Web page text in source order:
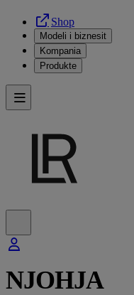
Shop
Modeli i biznesit
Kompania
Produkte
NJOHJA